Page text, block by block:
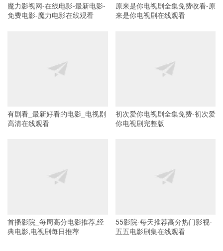
魔力影视网-在线电影-最新电影-
免费电影-魔力电影在线观看
原来是你电视剧全集免费收看-原
来是你电视剧在线观看
有剧看_最新好看的电影_电视剧
高清在线观看
初次爱你电视剧全集免费-初次爱
你电视剧完整版
首播影院_每周高分电影推荐,经
典电影,电视剧每日推荐
55影院-每天推荐高分热门影视-
五五电影剧集在线观看